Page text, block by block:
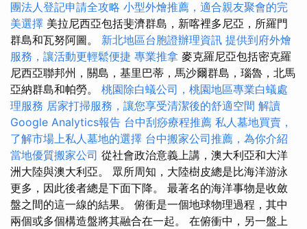
團法人登記申請全攻略 小型外燴推薦，適合親友聚會的完
美選擇 美拉尼西亞包括斐濟群島，新喀裡多尼亞，所羅門
群島和瓦努阿圖。 新北地區台胞證辦理資訊 提供到府外燴
服務，讓活動更輕鬆便捷 專業推拿 麥克羅尼亞包括密克羅
尼西亞聯邦州，關島，基里巴蒂，馬沙爾群島，瑙魯，北馬
亞納群島和帕勞。 桃園除白蟻公司，桃園地區專業白蟻處
理服務 居家打掃服務，讓您享受清潔後的舒適空間 解讀
Google Analytics報告 台中刮痧療程推薦 私人墓地買賣，
了解市場上私人墓地的選擇 台中搬家公司推薦，為你介紹
當地優質搬家公司 從社會政治意義上講，澳大利亞和大洋
洲大陸與澳大利亞。 眾所周知，大陸樹皮總是比海洋游泳
更多，因此後者總是下面下降。 最著名的海洋事物是收斂
盤之間的這一線的結果。 俯衝是一個地球物理過程，其中
兩個或多個構造盤將其融合在一起。 在俯衝中，另一盤上